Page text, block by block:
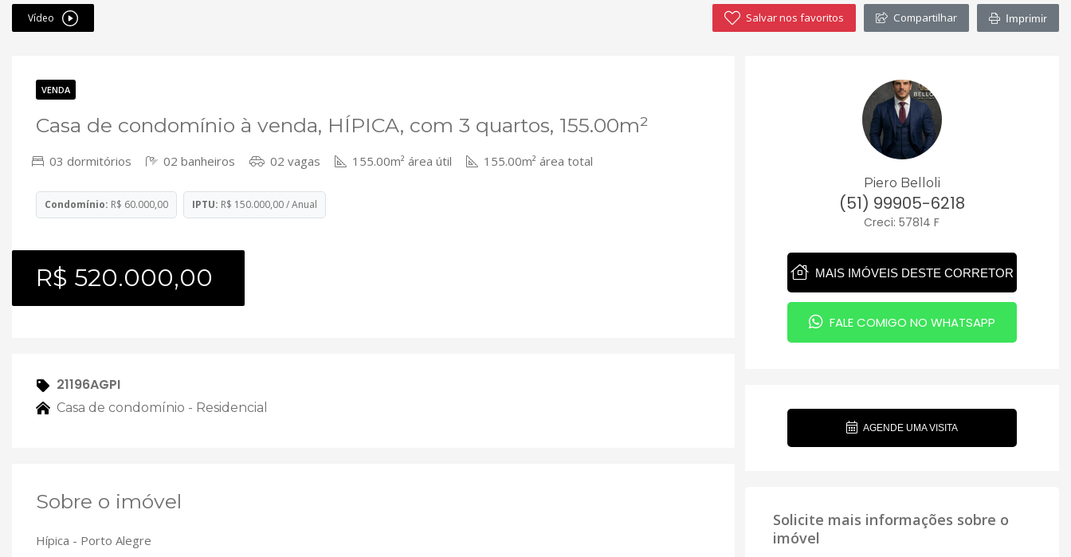
Vídeo Salvar nos favoritos Compartilhar Imprimir
VENDA
Casa de condomínio à venda, HÍPICA, com 3 quartos, 155.00m²
03 dormitórios 02 banheiros 02 vagas 155.00m² área útil 155.00m² área total
Condomínio: R$ 60.000,00 IPTU: R$ 150.000,00 / Anual
R$ 520.000,00
21196AGPI
Casa de condomínio - Residencial
Sobre o imóvel
Hípica - Porto Alegre
Piero Belloli
(51) 99905-6218
Creci: 57814 F
MAIS IMÓVEIS DESTE CORRETOR
FALE COMIGO NO WHATSAPP
AGENDE UMA VISITA
Solicite mais informações sobre o
imóvel